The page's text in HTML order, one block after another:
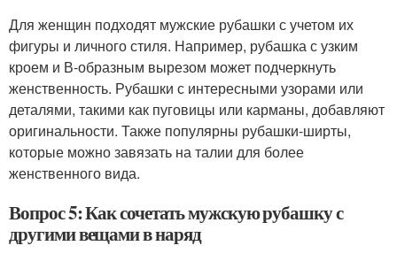
Для женщин подходят мужские рубашки с учетом их
фигуры и личного стиля. Например, рубашка с узким
кроем и В-образным вырезом может подчеркнуть
женственность. Рубашки с интересными узорами или
деталями, такими как пуговицы или карманы, добавляют
оригинальности. Также популярны рубашки-ширты,
которые можно завязать на талии для более
женственного вида.
Вопрос 5: Как сочетать мужскую рубашку с
другими вещами в наряд